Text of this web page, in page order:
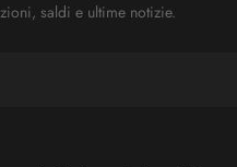
saldi e ultime notizie.